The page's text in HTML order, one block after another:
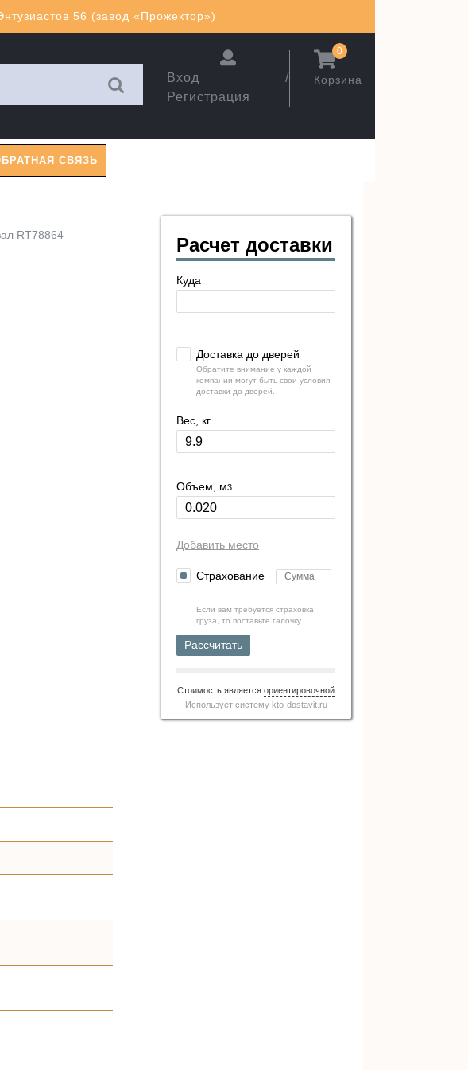
56 (завод «Прожектор»)
Вход /
Регистрация
Корзина
0
СВЯЗЬ
RT78864 Расчет доставки
Куда
Доставка до дверей
Обратите внимание у каждой
компании могут быть свои условия
доставки до дверей.
Вес, кг
Объем, м3
Добавить место
Страхование
Если вам требуется страховка
груза, то поставьте галочку.
Рассчитать
Стоимость является ориентировочной
Использует систему kto-dostavit.ru